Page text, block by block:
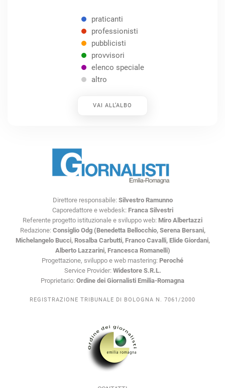
praticanti
professionisti
pubblicisti
provvisori
elenco speciale
altro
VAI ALL’ALBO
Direttore responsabile: Silvestro Ramunno
Caporedattore e webdesk: Franca Silvestri
Referente progetto istituzionale e sviluppo web: Miro Albertazzi
Redazione: Consiglio Odg (Benedetta Bellocchio, Serena Bersani,
Michelangelo Bucci, Rosalba Carbutti, Franco Cavalli, Elide Giordani,
Alberto Lazzarini, Francesca Romanelli)
Progettazione, sviluppo e web mastering: Peroché
Service Provider: Widestore S.R.L.
Proprietario: Ordine dei Giornalisti Emilia-Romagna
REGISTRAZIONE TRIBUNALE DI BOLOGNA N. 7061/2000